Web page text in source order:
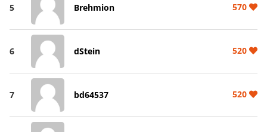
5 Brehmion 570
6 dStein 520
7 bd64537 520